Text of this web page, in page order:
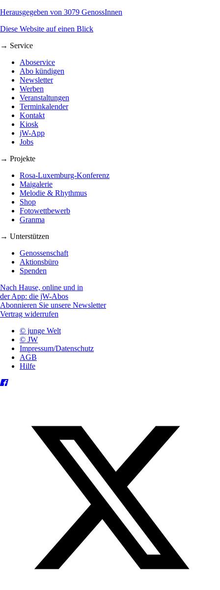
Herausgegeben von 3079 GenossInnen
Diese Website auf einen Blick
→ Service
Aboservice
Abo kündigen
Newsletter
Werben
Veranstaltungen
Terminkalender
Kontakt
Kiosk
jW-App
Jobs
→ Projekte
Rosa-Luxemburg-Konferenz
Maigalerie
Melodie & Rhythmus
Shop
Fotowettbewerb
Granma
→ Unterstützen
Genossenschaft
Aktionsbüro
Spenden
Nach Hause, online und in
der App: die jW-Abos
Abonnieren Sie unsere Newsletter
Vertrag widerrufen
© junge Welt
© JW
Impressum/Datenschutz
AGB
Hilfe